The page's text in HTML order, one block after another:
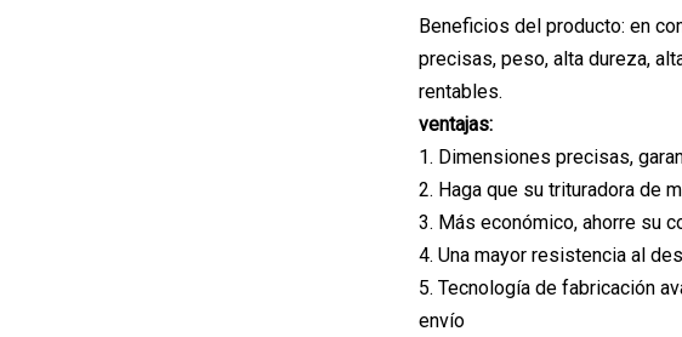
Beneficios del producto: en
precisas, peso, alta dureza,
rentables.
ventajas:
1. Dimensiones precisas,
2. Haga que su trituradora de
3. Más económico, ahorre su
4. Una mayor resistencia al
5. Tecnología de fabricación
envío